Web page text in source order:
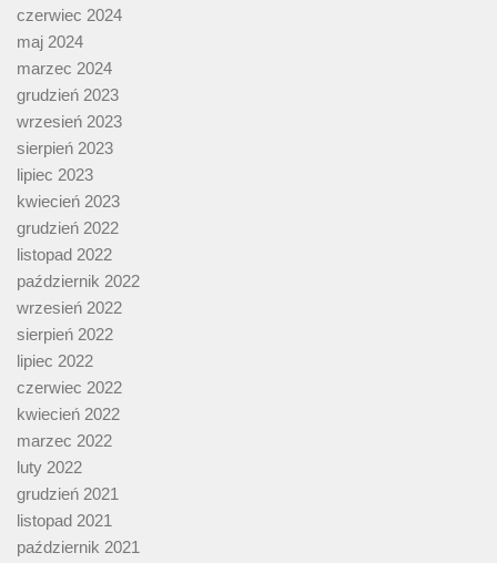
czerwiec 2024
maj 2024
marzec 2024
grudzień 2023
wrzesień 2023
sierpień 2023
lipiec 2023
kwiecień 2023
grudzień 2022
listopad 2022
październik 2022
wrzesień 2022
sierpień 2022
lipiec 2022
czerwiec 2022
kwiecień 2022
marzec 2022
luty 2022
grudzień 2021
listopad 2021
październik 2021